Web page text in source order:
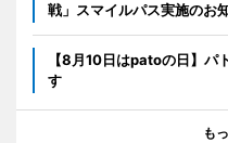
戦」スマイルパス実施のお
【8月10日はpatoの日】パ
す
も